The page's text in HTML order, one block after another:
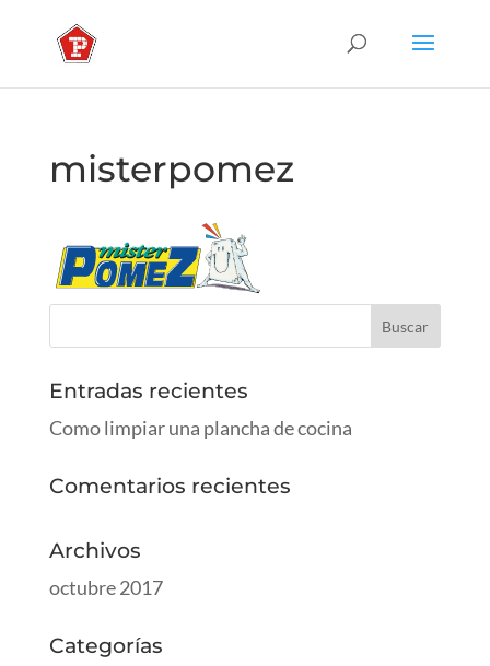
misterpomez
Entradas recientes
Como limpiar una plancha de cocina
Comentarios recientes
Archivos
octubre 2017
Categorías